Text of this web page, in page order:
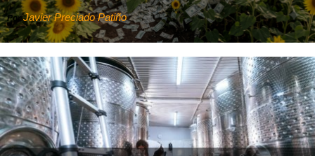
PorJavier Preciado Patiño